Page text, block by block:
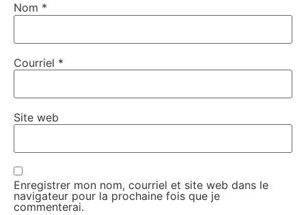
Nom *
Courriel *
Site web
Enregistrer mon nom, courriel et site web dans le
navigateur pour la prochaine fois que je
commenterai.